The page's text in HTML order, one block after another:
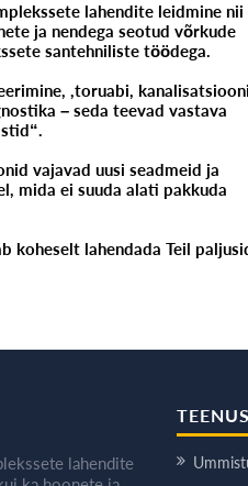
lahendite leidmine nii
ja nendega seotud võrkude
santehniliste töödega.
,toruabi, kanalisatsiooni
– seda teevad vastava
vajavad uusi seadmeid ja
mida ei suuda alati pakkuda
koheselt lahendada Teil
lahendite